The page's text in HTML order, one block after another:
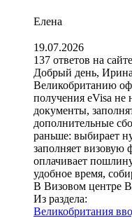
Елена
19.07.2026
137 ответов на сайте
Добрый день,
Великобританию
получения eVisa не
документы,
дополнительные
раньше: выбирает
заполняет визовую
оплачивает
удобное время,
В Визовом центре
Из раздела:
Великобритания